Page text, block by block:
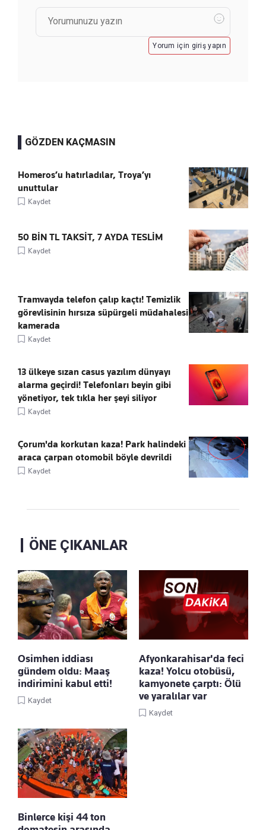
Yorum için giriş yapın
GÖZDEN KAÇMASIN
Homeros’u hatırladılar, Troya’yı
unuttular
Kaydet
50 BİN TL TAKSİT, 7 AYDA TESLİM
Kaydet
Tramvayda telefon çalıp kaçtı! Temizlik
görevlisinin hırsıza süpürgeli müdahalesi
kamerada
Kaydet
13 ülkeye sızan casus yazılım dünyayı
alarma geçirdi! Telefonları beyin gibi
yönetiyor, tek tıkla her şeyi siliyor
Kaydet
Çorum'da korkutan kaza! Park halindeki
araca çarpan otomobil böyle devrildi
Kaydet
ÖNE ÇIKANLAR
Osimhen iddiası
gündem oldu: Maaş
indirimini kabul etti!
Kaydet
Afyonkarahisar'da feci
kaza! Yolcu otobüsü,
kamyonete çarptı: Ölü
ve yaralılar var
Kaydet
Binlerce kişi 44 ton